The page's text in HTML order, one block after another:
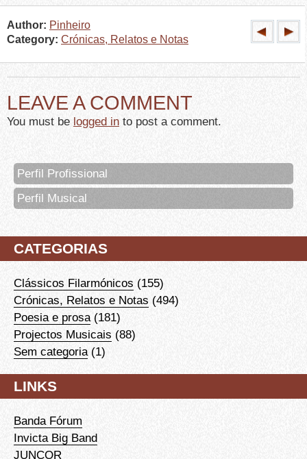
Author: Pinheiro
Category: Crónicas, Relatos e Notas
LEAVE A COMMENT
You must be logged in to post a comment.
Perfil Profissional
Perfil Musical
CATEGORIAS
Clássicos Filarmónicos (155)
Crónicas, Relatos e Notas (494)
Poesia e prosa(181)
Projectos Musicais (88)
Sem categoria(1)
LINKS
Banda Fórum
Invicta Big Band
JUNCOR